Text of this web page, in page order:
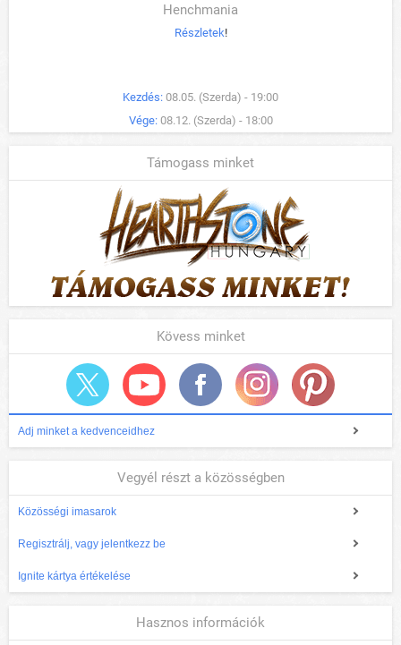
Henchmania
Részletek!
Kezdés: 08.05. (Szerda) - 19:00
Vége: 08.12. (Szerda) - 18:00
Támogass minket
Kövess minket
Adj minket a kedvenceidhez
Vegyél részt a közösségben
Közösségi imasarok
Regisztrálj, vagy jelentkezz be
Ignite kártya értékelése
Hasznos információk